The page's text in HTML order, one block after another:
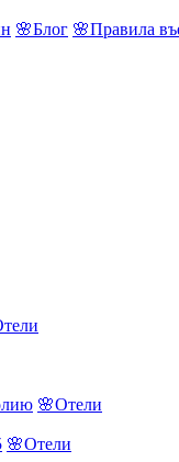
🌸Блог 🌸Правила
🌸Отели
🌸Отели